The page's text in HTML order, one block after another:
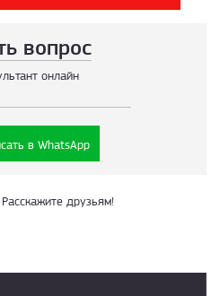
вопрос
онлайн
в WhatsApp
друзьям!